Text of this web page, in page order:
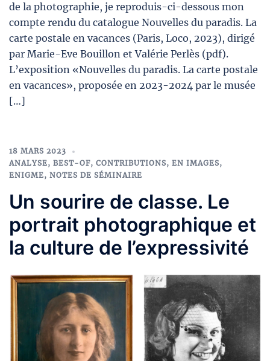
de la photographie, je reproduis-ci-dessous mon
compte rendu du catalogue Nouvelles du paradis. La
carte postale en vacances (Paris, Loco, 2023), dirigé
par Marie-Eve Bouillon et Valérie Perlès (pdf).
L’exposition «Nouvelles du paradis. La carte postale
en vacances», proposée en 2023-2024 par le musée
[…]
18 MARS 2023
ANALYSE, BEST-OF, CONTRIBUTIONS, EN IMAGES,
ENIGME, NOTES DE SÉMINAIRE
Un sourire de classe. Le
portrait photographique et
la culture de l’expressivité